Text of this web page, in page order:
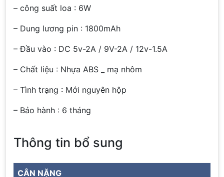
– công suất loa : 6W
– Dung lương pin : 1800mAh
– Đầu vào : DC 5v-2A / 9V-2A / 12v-1.5A
– Chất liệu : Nhựa ABS _ mạ nhôm
– Tình trạng : Mới nguyên hộp
– Bảo hành : 6 tháng
Thông tin bổ sung
CÂN NẶNG